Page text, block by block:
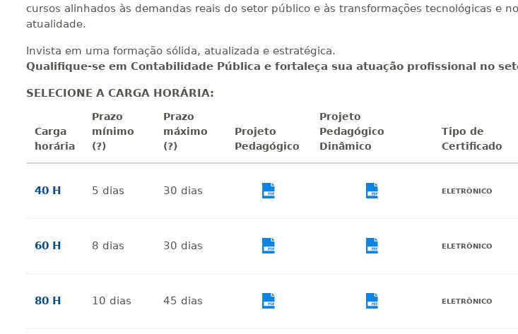
cursos alinhados às demandas reais do setor público e às transformações tecnológicas e
atualidade.
Invista em uma formação sólida, atualizada e estratégica.
Qualifique-se em Contabilidade Pública e fortaleça sua atuação profissional no
SELECIONE A CARGA HORÁRIA:
Carga
horária
Prazo
mínimo
(?)
Prazo
máximo
(?)
Projeto
Pedagógico
Projeto
Pedagógico
Dinâmico
Tipo de
Certificado
40 H 5 dias 30 dias Visualizar
ELETRÔNICO
60 H 8 dias 30 dias Visualizar
ELETRÔNICO
80 H 10 dias 45 dias Visualizar
ELETRÔNICO